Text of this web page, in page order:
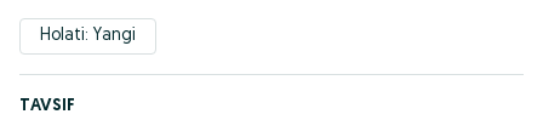
Holati: Yangi
TAVSIF